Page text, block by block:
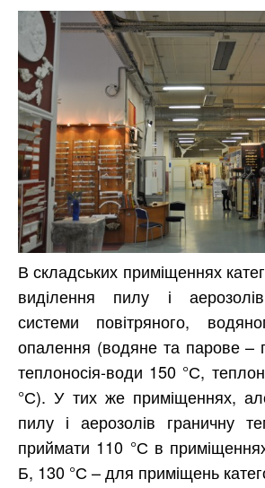
В складських приміщеннях
виділення пилу і
системи повітряного,
опалення (водяне та парове –
теплоносія-води 150 °С,
°С). У тих же приміщеннях,
пилу і аерозолів граничну
приймати 110 °С в
Б, 130 °С – для приміщень